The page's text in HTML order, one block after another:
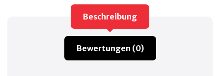
Beschreibung
Bewertungen (0)